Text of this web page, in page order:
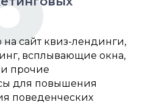
сайт квиз-лендинги,
всплывающие окна,
прочие
для повышения
поведенческих